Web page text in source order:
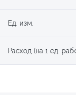
Ед. изм.
Расход (на 1 ед.